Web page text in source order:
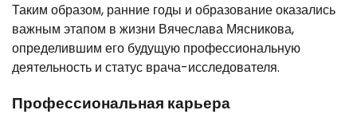
Таким образом, ранние годы и образование оказались
важным этапом в жизни Вячеслава Мясникова,
определившим его будущую профессиональную
деятельность и статус врача-исследователя.
Профессиональная карьера